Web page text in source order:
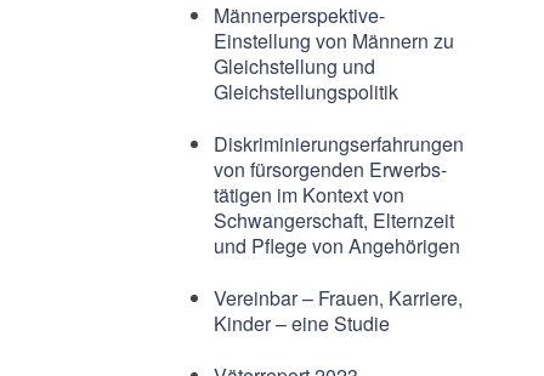
Männerperspektive-
Einstellung von Männern zu
Gleichstellung und
Gleichstellungspolitik
Diskriminierungserfahrungen
von fürsorgenden Erwerbs-
tätigen im Kontext von
Schwangerschaft, Elternzeit
und Pflege von Angehörigen
Vereinbar – Frauen, Karriere,
Kinder – eine Studie